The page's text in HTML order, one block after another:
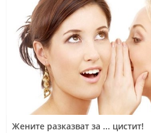
Жените разказват за ... цистит!